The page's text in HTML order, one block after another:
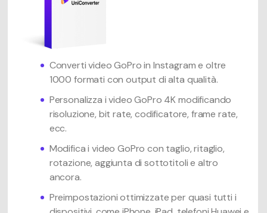
Converti video GoPro in Instagram e oltre
1000 formati con output di alta qualità.
Personalizza i video GoPro 4K modificando
risoluzione, bit rate, codificatore, frame rate,
ecc.
Modifica i video GoPro con taglio, ritaglio,
rotazione, aggiunta di sottotitoli e altro
ancora.
Preimpostazioni ottimizzate per quasi tutti i